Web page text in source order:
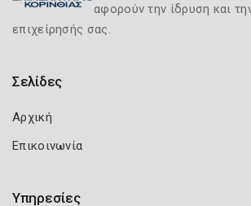
αφορούν την ίδρυση και
επιχείρησής σας.
Σελίδες
Αρχική
Επικοινωνία
Υπηρεσίες